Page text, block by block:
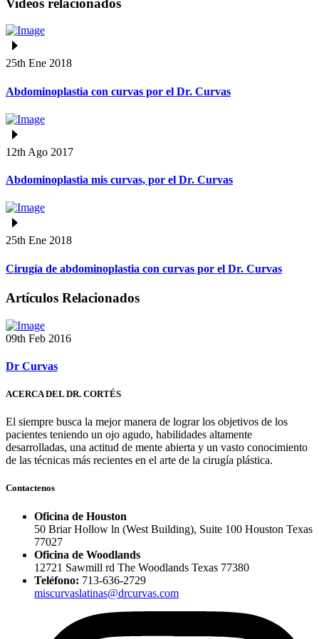
25th Ene 2018
Abdominoplastia con curvas por el Dr. Curvas
12th Ago 2017
Abdominoplastia mis curvas, por el Dr. Curvas
25th Ene 2018
Cirugía de abdominoplastia con curvas por el Dr. Curvas
Artículos Relacionados
09th Feb 2016
Dr Curvas
ACERCA DEL DR. CORTÉS
El siempre busca la mejor manera de lograr los objetivos de los
pacientes teniendo un ojo agudo, habilidades altamente
desarrolladas, una actitud de mente abierta y un vasto conocimiento
de las técnicas más recientes en el arte de la cirugía plástica.
Contactenos
Oficina de Houston
50 Briar Hollow ln (West Building), Suite 100 Houston Texas
77027
Oficina de Woodlands
12721 Sawmill rd The Woodlands Texas 77380
Teléfono: 713-636-2729
miscurvaslatinas@drcurvas.com